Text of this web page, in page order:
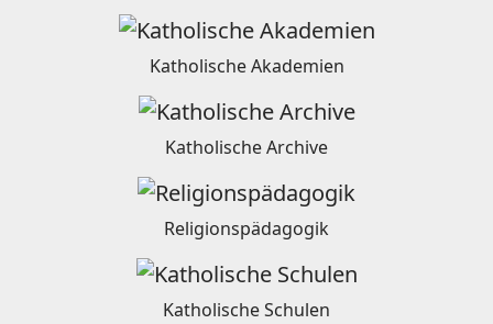
Katholische Akademien
Katholische Archive
Religionspädagogik
Katholische Schulen